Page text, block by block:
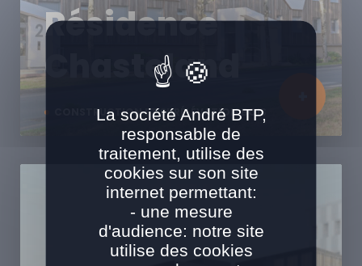
CONSTRUCTION ET SURÉLÉVATION BOIS
Résidence
Chasteland
La société André BTP,
responsable de
traitement, utilise des
cookies sur son site
internet permettant:
- une mesure
d'audience: notre site
utilise des cookies